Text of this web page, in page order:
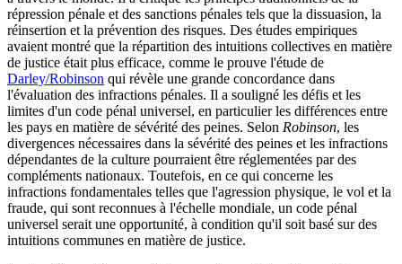
répression pénale et des sanctions pénales tels que la dissuasion, la
réinsertion et la prévention des risques. Des études empiriques
avaient montré que la répartition des intuitions collectives en matière
de justice était plus efficace, comme le prouve l'étude de
Darley/Robinson qui révèle une grande concordance dans
l'évaluation des infractions pénales. Il a souligné les défis et les
limites d'un code pénal universel, en particulier les différences entre
les pays en matière de sévérité des peines. Selon Robinson, les
divergences nécessaires dans la sévérité des peines et les infractions
dépendantes de la culture pourraient être réglementées par des
compléments nationaux. Toutefois, en ce qui concerne les
infractions fondamentales telles que l'agression physique, le vol et la
fraude, qui sont reconnues à l'échelle mondiale, un code pénal
universel serait une opportunité, à condition qu'il soit basé sur des
intuitions communes en matière de justice.